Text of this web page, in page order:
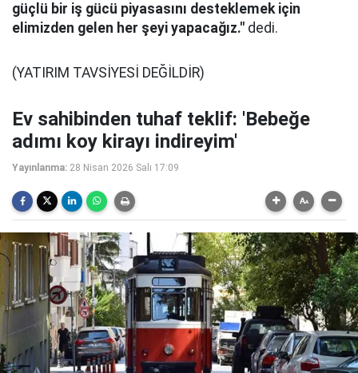
güçlü bir iş gücü piyasasını desteklemek için
elimizden gelen her şeyi yapacağız." dedi.
(YATIRIM TAVSİYESİ DEĞİLDİR)
Ev sahibinden tuhaf teklif: 'Bebeğe
adımı koy kirayı indireyim'
Yayınlanma: 28 Nisan 2026 Salı 17:09